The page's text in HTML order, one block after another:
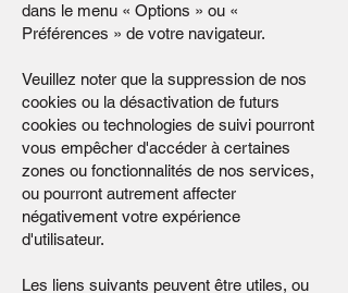
dans le menu « Options » ou «
Préférences » de votre navigateur.
Veuillez noter que la suppression de nos
cookies ou la désactivation de futurs
cookies ou technologies de suivi pourront
vous empêcher d'accéder à certaines
zones ou fonctionnalités de nos services,
ou pourront autrement affecter
négativement votre expérience
d'utilisateur.
Les liens suivants peuvent être utiles, ou